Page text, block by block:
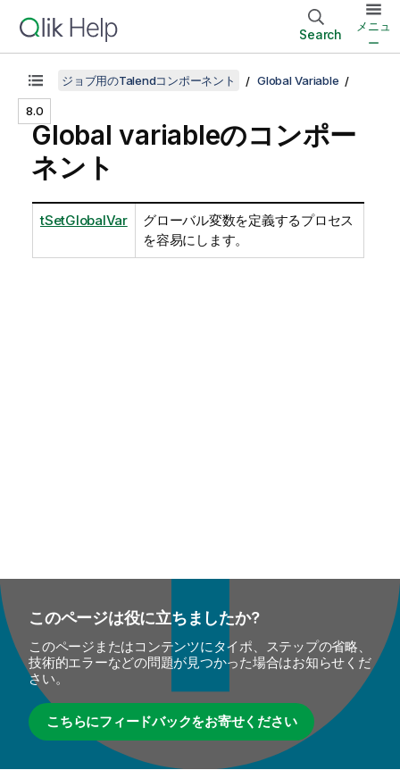
Search
メニュ
ー
8.0
ジョブ用のTalendコンポーネント Global Variable
Global variableのコンポー
ネント
tSetGlobalVar
グローバル変数を定義するプロセス
を容易にします。
このページは役に立ちましたか?
このページまたはコンテンツにタイポ、ステップの省略、
技術的エラーなどの問題が見つかった場合はお知らせくだ
さい。
こちらにフィードバックをお寄せください